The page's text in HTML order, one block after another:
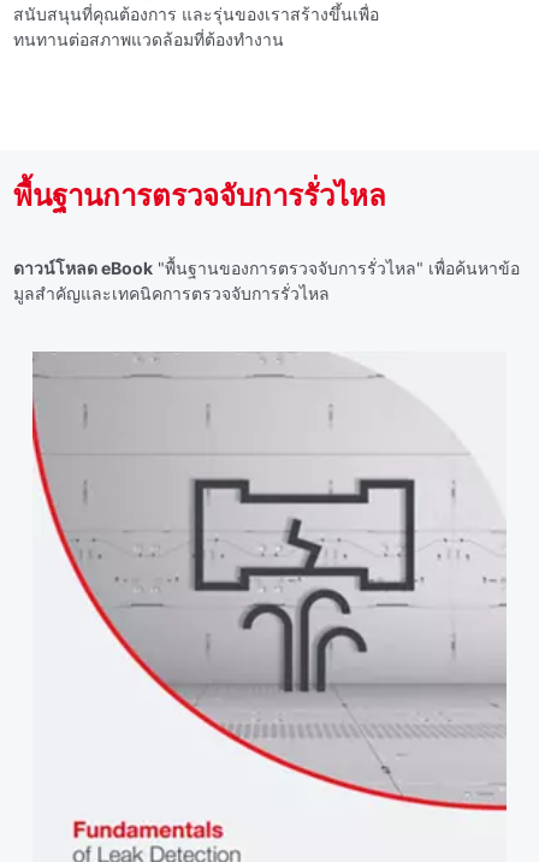
สนับสนุนที่คุณต้องการ และรุ่นของเราสร้างขึ้นเพื่อ
ทนทานต่อสภาพแวดล้อมที่ต้องทํางาน
พื้นฐานการตรวจจับการรั่วไหล
ดาวน์โหลด eBook "พื้นฐานของการตรวจจับการรั่วไหล" เพื่อค้นหาข้อ
มูลสําคัญและเทคนิคการตรวจจับการรั่วไหล